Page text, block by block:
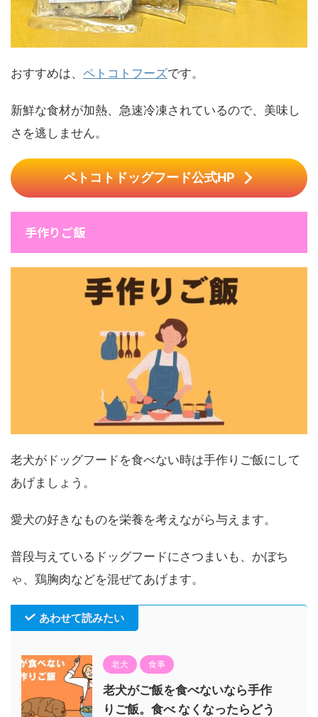
おすすめは、 ペトコトフーズです。
新鮮な食材が加熱、急速冷凍されているので、美味し
さを逃しません。
ペトコトドッグフード公式HP
手作りご飯
老犬がドッグフードを食べない時は手作りご飯にして
あげましょう。
愛犬の好きなものを栄養を考えながら与えます。
普段与えているドッグフードにさつまいも、かぼち
ゃ、鶏胸肉などを混ぜてあげます。
あわせて読みたい
老犬 食事
老犬がご飯を食べないなら手作
りご飯。食べ なくなったらどう